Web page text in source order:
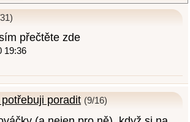
přečtěte zde
19:36
poradit (9/16)